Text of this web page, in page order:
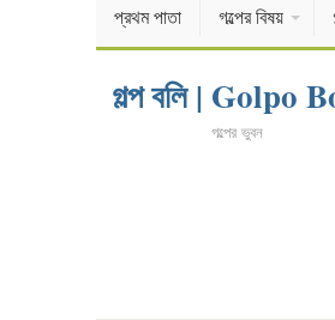
প্রথম পাতা গল্পের বিষয়
গল্প বলি | Golpo
গল্পের ভুবন